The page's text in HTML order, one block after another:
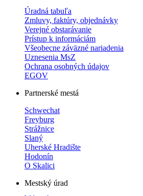
Úradná tabuľa
Zmluvy, faktúry, objednávky
Verejné obstarávanie
Prístup k informáciám
Všeobecne záväzné nariadenia
Uznesenia MsZ
Ochrana osobných údajov
EGOV
Partnerské mestá
Schwechat
Freyburg
Strážnice
Slaný
Uherské Hradište
Hodonín
O Skalici
Mestský úrad